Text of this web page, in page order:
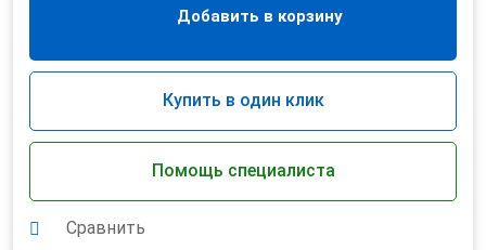
Добавить в корзину
Купить в один клик
Помощь специалиста
Сравнить